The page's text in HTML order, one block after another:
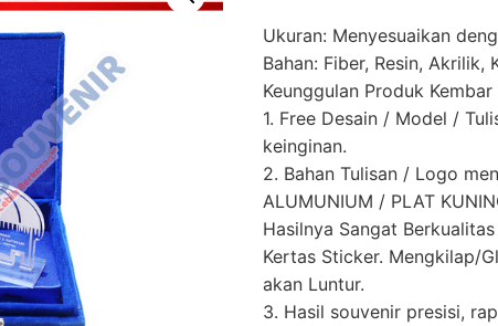
Ukuran: Menyesuaikan
Bahan: Fiber, Resin, Akrilik,
Keunggulan Produk Kembar
1. Free Desain / Model /
keinginan.
2. Bahan Tulisan / Logo
ALUMUNIUM / PLAT
Hasilnya Sangat
Kertas Sticker. Mengkilap/
akan Luntur.
3. Hasil souvenir presisi,